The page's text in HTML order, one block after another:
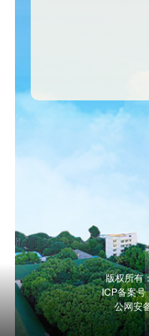
版权所有
ICP备案号
公网安